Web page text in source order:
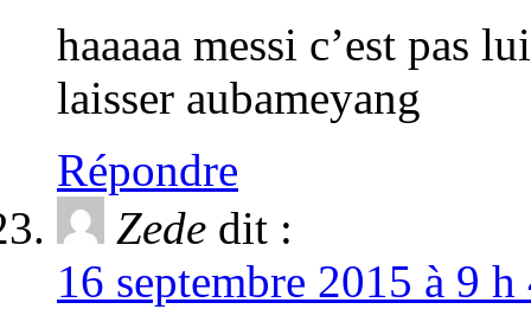
haaaaa messi c’est pas
laisser aubameyang
Répondre
Zede dit :
16 septembre 2015 à 9